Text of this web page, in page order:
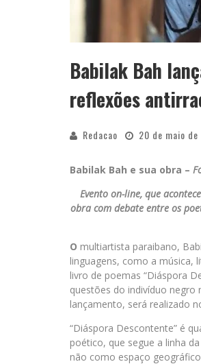
Babilak Bah
reflexões
Redacao 20 de maio de
Babilak Bah e sua obra –
Evento on-line, que
obra com debate entre os
O multiartista paraibano,
linguagens, como a música,
livro de poemas “Diáspora
questões do indivíduo negro
lançamento, será realizado
“Diáspora Descontente” é
poético, que segue a linha
não como espaço